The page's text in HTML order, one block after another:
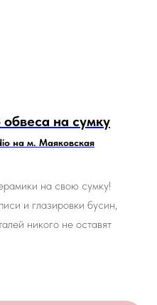
на сумку
на м. Маяковская
на свою сумку!
и глазировки бусин,
никого не оставят